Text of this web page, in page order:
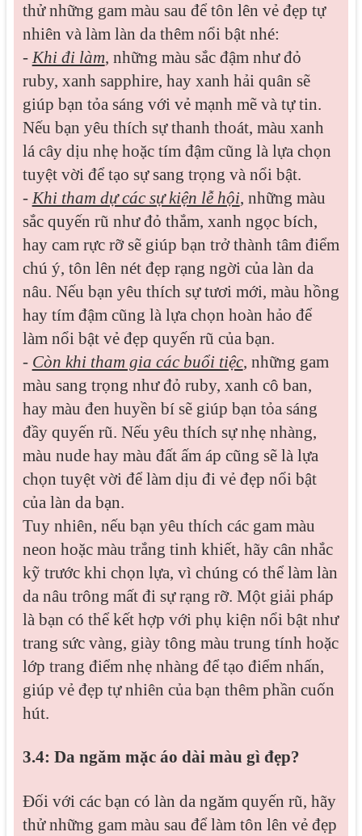
thử những gam màu sau để tôn lên vẻ đẹp tự
nhiên và làm làn da thêm nổi bật nhé:
- Khi đi làm, những màu sắc đậm như đỏ
ruby, xanh sapphire, hay xanh hải quân sẽ
giúp bạn tỏa sáng với vẻ mạnh mẽ và tự tin.
Nếu bạn yêu thích sự thanh thoát, màu xanh
lá cây dịu nhẹ hoặc tím đậm cũng là lựa chọn
tuyệt vời để tạo sự sang trọng và nổi bật.
- Khi tham dự các sự kiện lễ hội, những màu
sắc quyến rũ như đỏ thắm, xanh ngọc bích,
hay cam rực rỡ sẽ giúp bạn trở thành tâm điểm
chú ý, tôn lên nét đẹp rạng ngời của làn da
nâu. Nếu bạn yêu thích sự tươi mới, màu hồng
hay tím đậm cũng là lựa chọn hoàn hảo để
làm nổi bật vẻ đẹp quyến rũ của bạn.
- Còn khi tham gia các buổi tiệc, những gam
màu sang trọng như đỏ ruby, xanh cô ban,
hay màu đen huyền bí sẽ giúp bạn tỏa sáng
đầy quyến rũ. Nếu yêu thích sự nhẹ nhàng,
màu nude hay màu đất ấm áp cũng sẽ là lựa
chọn tuyệt vời để làm dịu đi vẻ đẹp nổi bật
của làn da bạn.
Tuy nhiên, nếu bạn yêu thích các gam màu
neon hoặc màu trắng tinh khiết, hãy cân nhắc
kỹ trước khi chọn lựa, vì chúng có thể làm làn
da nâu trông mất đi sự rạng rỡ. Một giải pháp
là bạn có thể kết hợp với phụ kiện nổi bật như
trang sức vàng, giày tông màu trung tính hoặc
lớp trang điểm nhẹ nhàng để tạo điểm nhấn,
giúp vẻ đẹp tự nhiên của bạn thêm phần cuốn
hút.
3.4: Da ngăm mặc áo dài màu gì đẹp?
Đối với các bạn có làn da ngăm quyến rũ, hãy
thử những gam màu sau để làm tôn lên vẻ đẹp